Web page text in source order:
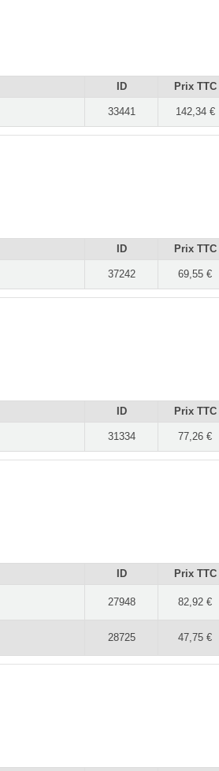
ID Prix TTC
33441 142,34 €
ID Prix TTC
37242 69,55 €
ID Prix TTC
31334 77,26 €
ID Prix TTC
27948 82,92 €
28725 47,75 €